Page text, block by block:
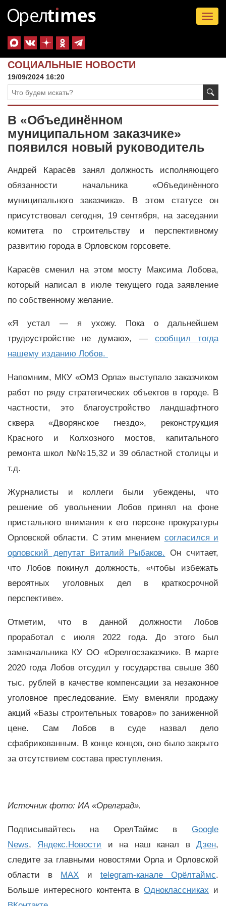
СОЦИАЛЬНЫЕ НОВОСТИ
19/09/2024 16:20
В «Объединённом
муниципальном заказчике»
появился новый руководитель
Андрей Карасёв занял должность исполняющего
обязанности начальника «Объединённого
муниципального заказчика». В этом статусе он
присутствовал сегодня, 19 сентября, на заседании
комитета по строительству и перспективному
развитию города в Орловском горсовете.
Карасёв сменил на этом мосту Максима Лобова,
который написал в июле текущего года заявление
по собственному желание.
«Я устал — я ухожу. Пока о дальнейшем
трудоустройстве не думаю», — сообщил тогда
нашему изданию Лобов.
Напомним, МКУ «ОМЗ Орла» выступало заказчиком
работ по ряду стратегических объектов в городе. В
частности, это благоустройство ландшафтного
сквера «Дворянское гнездо», реконструкция
Красного и Колхозного мостов, капитального
ремонта школ №№15,32 и 39 областной столицы и
т.д.
Журналисты и коллеги были убеждены, что
решение об увольнении Лобов принял на фоне
пристального внимания к его персоне прокуратуры
Орловской области. С этим мнением согласился и
орловский депутат Виталий Рыбаков. Он считает,
что Лобов покинул должность, «чтобы избежать
вероятных уголовных дел в краткосрочной
перспективе».
Отметим, что в данной должности Лобов
проработал с июля 2022 года. До этого был
замначальника КУ ОО «Орелгосзаказчик». В марте
2020 года Лобов отсудил у государства свыше 360
тыс. рублей в качестве компенсации за незаконное
уголовное преследование. Ему вменяли продажу
акций «Базы строительных товаров» по заниженной
цене. Сам Лобов в суде назвал дело
сфабрикованным. В конце концов, оно было закрыто
за отсутствием состава преступления.
Источник фото: ИА «Орелград».
Подписывайтесь на ОрелТаймс в Google
News, Яндекс.Новости и на наш канал вДзен,
следите за главными новостями Орла и Орловской
области в MAX и telegram-канале Орёлтаймс.
Больше интересного контента вОдноклассниках и